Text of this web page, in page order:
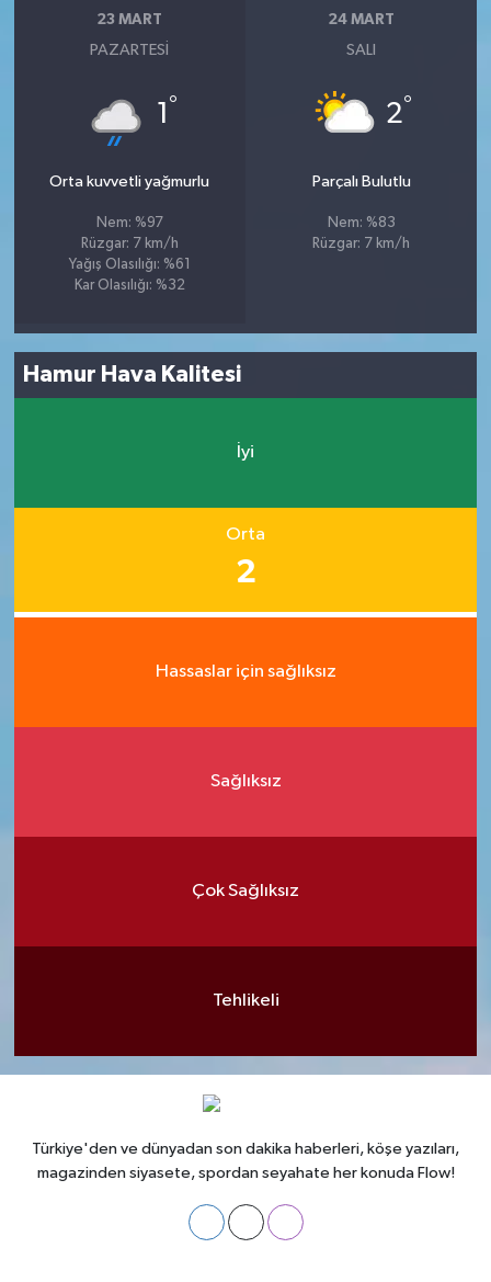
23 MART
PAZARTESI
1 °
Orta kuvvetli yağmurlu
Nem: %97
Rüzgar: 7 km/h
Yağış Olasılığı: %61
Kar Olasılığı: %32
24 MART
SALI
2°
Parçalı Bulutlu
Nem: %83
Rüzgar: 7 km/h
Hamur Hava Kalitesi
İyi
Orta
2
Hassaslar için sağlıksız
Sağlıksız
Çok Sağlıksız
Tehlikeli
Türkiye'den ve dünyadan son dakika haberleri, köşe yazıları,
magazinden siyasete, spordan seyahate her konuda Flow!